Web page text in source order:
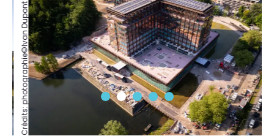
Crédits: photographie©Ivan Dupont Crédits: photographie©Ivan Dupont